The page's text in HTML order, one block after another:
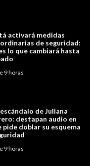
activará medidas
de seguridad:
lo que cambiará hasta
9 horas
de Juliana
destapan audio en
pide doblar su esquema
9 horas